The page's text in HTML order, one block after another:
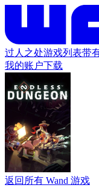
过人之处游戏列表带
我的账户下载
返回所有 Wand 游戏